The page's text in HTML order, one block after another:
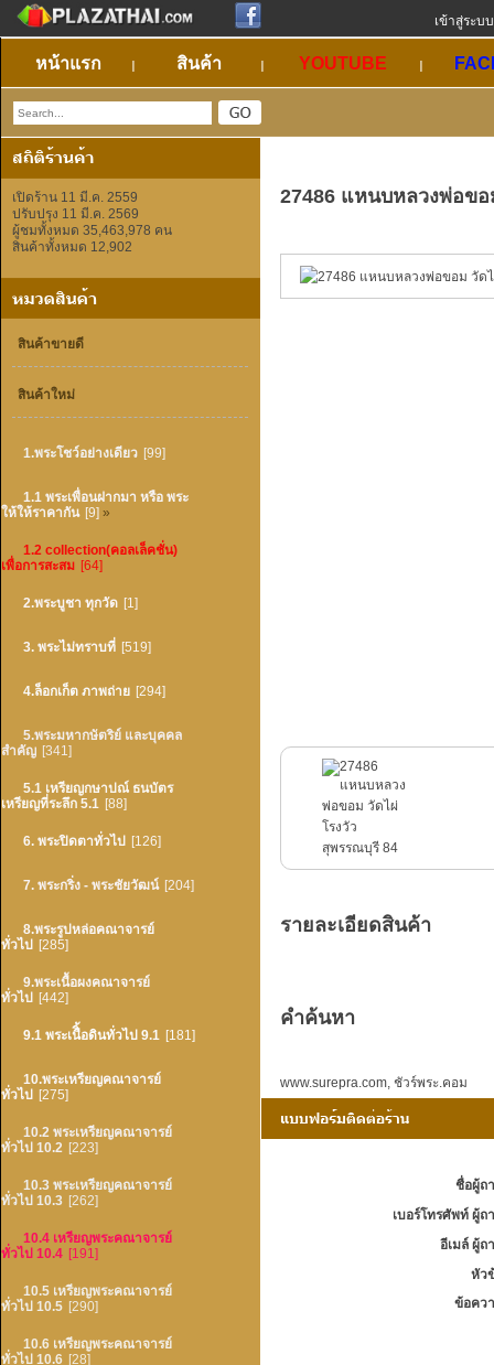
เข้าสู่ระบบ
หน้าแรก สินค้า YOUTUBE
เปิดร้าน 11 มี.ค. 2559
ปรับปรุง 11 มี.ค. 2569
ผู้ชมทั้งหมด 35,463,978 คน
สินค้าทั้งหมด 12,902
สินค้าขายดี
สินค้าใหม่
1.พระโชว์อย่างเดียว [99]
1.1 พระเพื่อนฝากมา หรือ พระ
ให้ให้ราคากัน [9] »
1.2 collection(คอลเล็คชั่น)
เพื่อการสะสม [64]
2.พระบูชา ทุกวัด [1]
3. พระไม่ทราบที่ [519]
4.ล็อกเก็ต ภาพถ่าย [294]
5.พระมหากษัตริย์ และบุคคล
สำคัญ [341]
5.1 เหรียญกษาปณ์ ธนบัตร
เหรียญที่ระลึก 5.1 [88]
6. พระปิดตาทั่วไป [126]
7. พระกริ่ง - พระชัยวัฒน์ [204]
8.พระรูปหล่อคณาจารย์
ทั่วไป
[285]
9.พระเนื้อผงคณาจารย์
ทั่วไป
[442]
9.1 พระเนืิ้อดินทั่วไป 9.1 [181]
10.พระเหรียญคณาจารย์
ทั่วไป
[275]
10.2 พระเหรียญคณาจารย์
ทั่วไป 10.2 [223]
10.3 พระเหรียญคณาจารย์
ทั่วไป 10.3 [262]
10.4 เหรียญพระคณาจารย์
ทั่วไป 10.4 [191]
10.5 เหรียญพระคณาจารย์
ทั่วไป 10.5 [290]
10.6 เหรียญพระคณาจารย์
ทั่วไป 10.6 [28]
27486 แหนบหลวงพ่อข
รายละเอียดสินค้า
คำค้นหา
www.surepra.com ชัวร์พระ.คอม
ชื่อผู้ถ
เบอร์โทรศัพท์ ผู้ถ
อีเมล์ ผู้ถ
หัว
ข้อคว